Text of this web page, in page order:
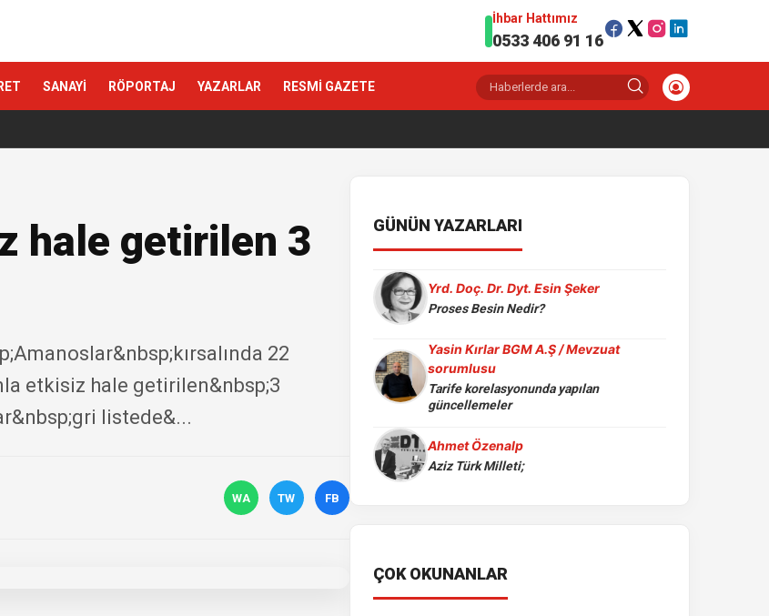
İhbar Hattımız
0533 406 91 16
SANAYİ RÖPORTAJ YAZARLAR RESMİ GAZETE
hale getirilen 3
22
etkisiz hale getirilen&nbsp;3
listede&...
WA TW FB
GÜNÜN YAZARLARI
Yrd. Doç. Dr. Dyt. Esin Şeker
Proses Besin Nedir?
Yasin Kırlar BGM A.Ş / Mevzuat
sorumlusu
Tarife korelasyonunda yapılan
güncellemeler
Ahmet Özenalp
Aziz Türk Milleti;
ÇOK OKUNANLAR